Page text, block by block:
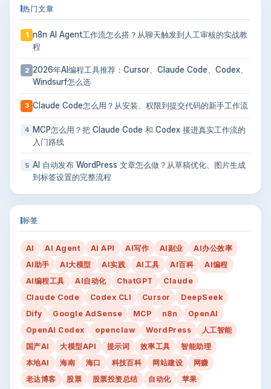
热门文章
1
n8n AI Agent工作流怎么搭？从聊天触发到人工审核的实战教
程
2 2026年AI编程工具推荐：Cursor、Claude Code、Codex、
Windsurf怎么选
3 Claude Code怎么用？从安装、权限到提交代码的新手工作流
4 MCP怎么用？把 Claude Code 和 Codex 接进真实工作流的
入门路线
5 AI 自动发布 WordPress 文章怎么做？从草稿优化、图片生成
到标签设置的完整流程
标签
AI AI Agent AI API AI写作 AI副业
AI办公效率
AI助手
AI大模型 AI实践 AI工具 AI百科
AI编程
AI编程工具
AI自动化 ChatGPT
Claude
Claude Code
Codex CLI Cursor
DeepSeek
Dify
Google AdSense MCP n8n
OpenAI
OpenAI Codex
openclaw WordPress
人工智能
国产AI
大模型API 提示词 效率工具
智能助理
本地AI
海南 海口 科技百科 网站建设
网赚
老达博客
股票 股票投资总结 自动化 苹果